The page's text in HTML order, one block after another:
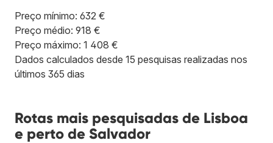
Preço mínimo: 632 €
Preço médio: 918 €
Preço máximo: 1 408 €
Dados calculados desde 15 pesquisas realizadas nos
últimos 365 dias
Rotas mais pesquisadas de Lisboa
e perto de Salvador